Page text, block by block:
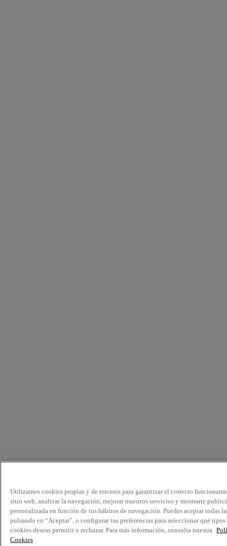
Utilizamos cookies propias y de terceros para garantizar el correcto
sitio web, analizar la navegación, mejorar nuestros servicios y mostrarte
personalizada en función de tus hábitos de navegación. Puedes aceptar todas
pulsando en “Aceptar”, o configurar tus preferencias para seleccionar qué tipos
cookies deseas permitir o rechazar. Para más información, consulta nuestra
Cookies